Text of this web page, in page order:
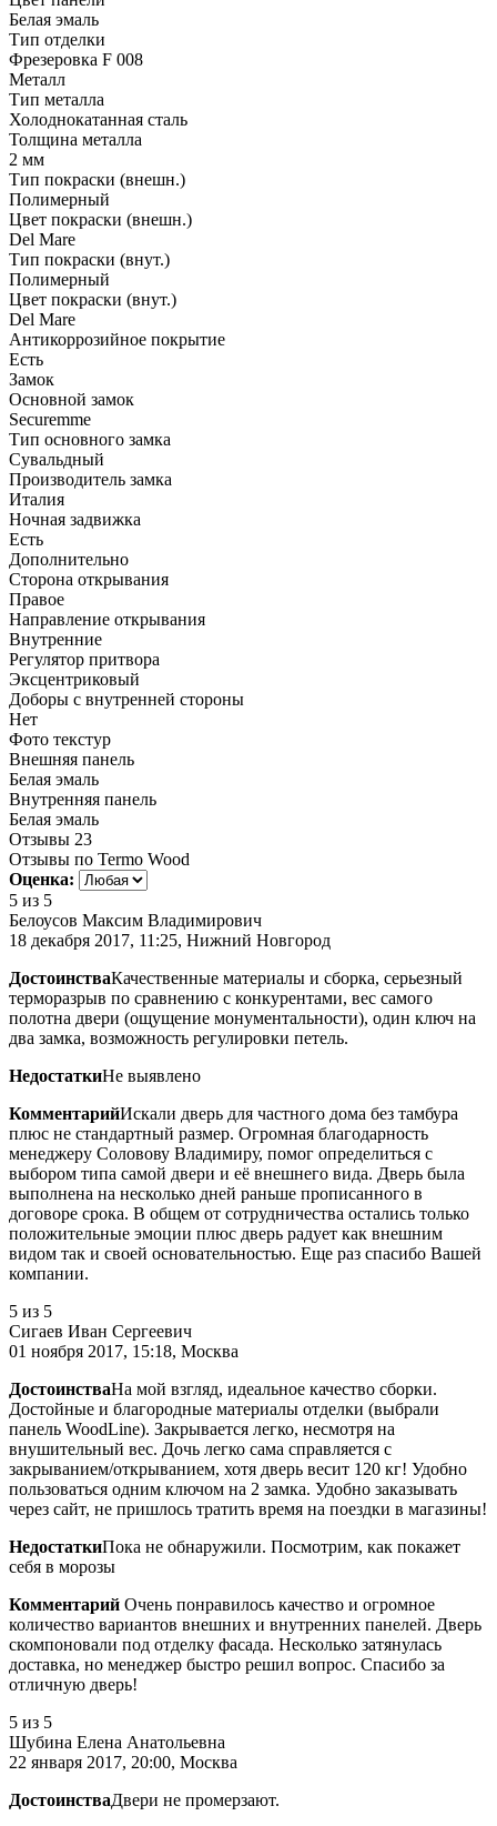
Белая эмаль
Тип отделки
Фрезеровка F 008
Металл
Тип металла
Холоднокатанная сталь
Толщина металла
2 мм
Тип покраски (внешн.)
Полимерный
Цвет покраски (внешн.)
Del Mare
Тип покраски (внут.)
Полимерный
Цвет покраски (внут.)
Del Mare
Антикоррозийное покрытие
Есть
Замок
Основной замок
Securemme
Тип основного замка
Сувальдный
Производитель замка
Италия
Ночная задвижка
Есть
Дополнительно
Сторона открывания
Правое
Направление открывания
Внутренние
Регулятор притвора
Эксцентриковый
Доборы с внутренней стороны
Нет
Фото текстур
Внешняя панель
Белая эмаль
Внутренняя панель
Белая эмаль
Отзывы 23
Отзывы по Termo Wood
Оценка:
5 из 5
Белоусов Максим Владимирович
18 декабря 2017, 11:25, Нижний Новгород
ДостоинстваКачественные материалы и сборка, серьезный
терморазрыв по сравнению с конкурентами, вес самого
полотна двери (ощущение монументальности), один ключ на
два замка, возможность регулировки петель.
НедостаткиНе выявлено
КомментарийИскали дверь для частного дома без тамбура
плюс не стандартный размер. Огромная благодарность
менеджеру Соловову Владимиру, помог определиться с
выбором типа самой двери и её внешнего вида. Дверь была
выполнена на несколько дней раньше прописанного в
договоре срока. В общем от сотрудничества остались только
положительные эмоции плюс дверь радует как внешним
видом так и своей основательностью. Еще раз спасибо Вашей
компании.
5 из 5
Сигаев Иван Сергеевич
01 ноября 2017, 15:18, Москва
ДостоинстваНа мой взгляд, идеальное качество сборки.
Достойные и благородные материалы отделки (выбрали
панель WoodLine). Закрывается легко, несмотря на
внушительный вес. Дочь легко сама справляется с
закрыванием/открыванием, хотя дверь весит 120 кг! Удобно
пользоваться одним ключом на 2 замка. Удобно заказывать
через сайт, не пришлось тратить время на поездки в магазины!
НедостаткиПока не обнаружили. Посмотрим, как покажет
себя в морозы
Комментарий Очень понравилось качество и огромное
количество вариантов внешних и внутренних панелей. Дверь
скомпоновали под отделку фасада. Несколько затянулась
доставка, но менеджер быстро решил вопрос. Спасибо за
отличную дверь!
5 из 5
Шубина Елена Анатольевна
22 января 2017, 20:00, Москва
ДостоинстваДвери не промерзают.